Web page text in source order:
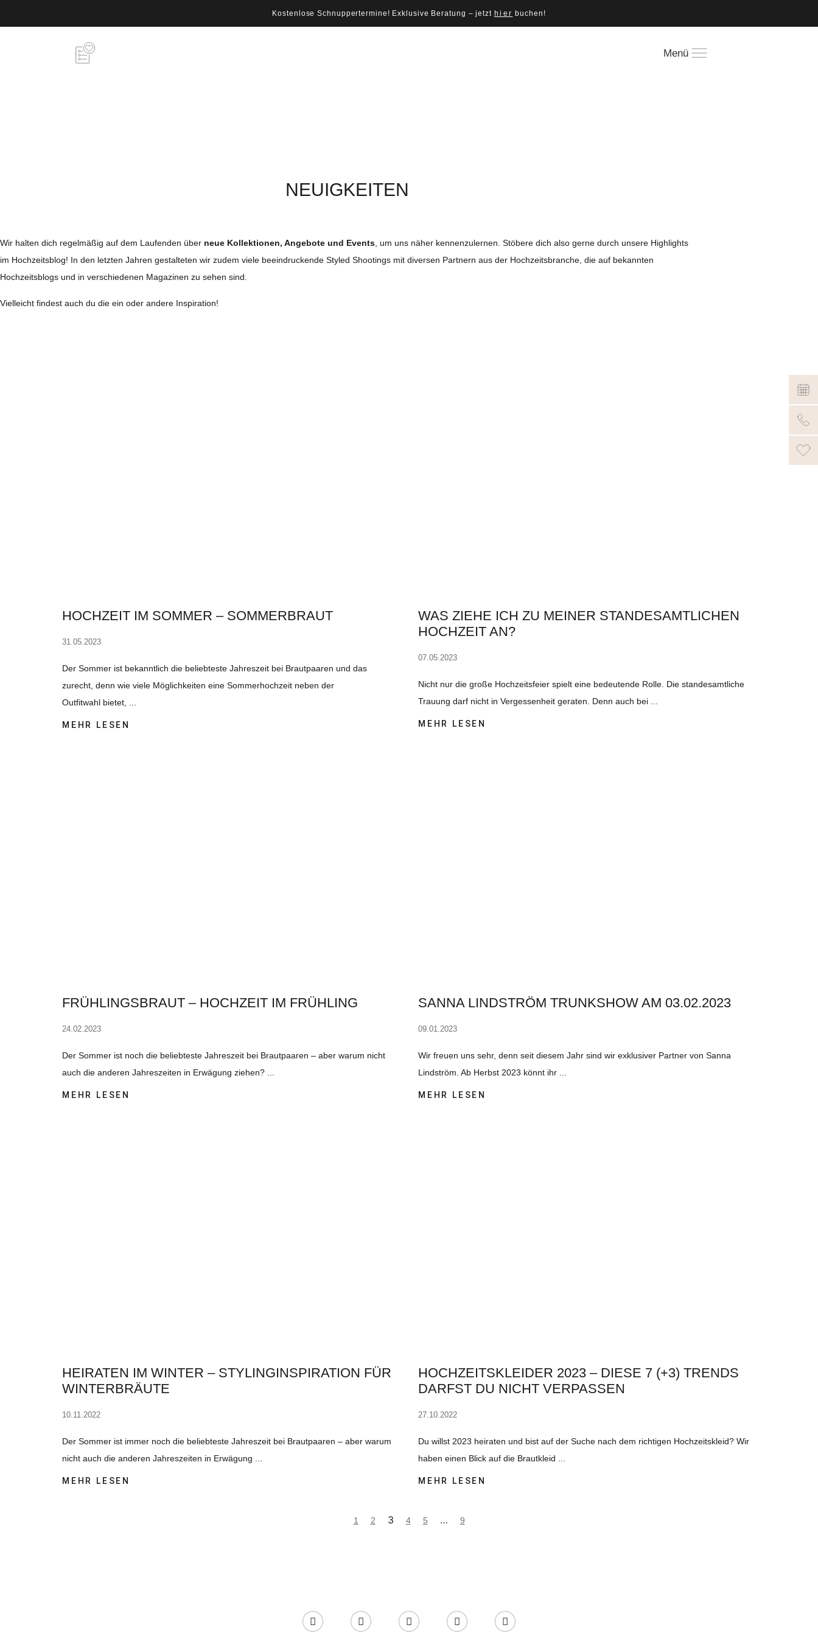
Kostenlose Schnuppertermine! Exklusive Beratung – jetzt hier buchen!
Menü
NEUIGKEITEN
Wir halten dich regelmäßig auf dem Laufenden über neue Kollektionen, Angebote und Events, um uns näher kennenzulernen. Stöbere dich also gerne durch unsere Highlights
im Hochzeitsblog! In den letzten Jahren gestalteten wir zudem viele beeindruckende Styled Shootings mit diversen Partnern aus der Hochzeitsbranche, die auf bekannten
Hochzeitsblogs und in verschiedenen Magazinen zu sehen sind.
Vielleicht findest auch du die ein oder andere Inspiration!
HOCHZEIT IM SOMMER – SOMMERBRAUT
31.05.2023
Der Sommer ist bekanntlich die beliebteste Jahreszeit bei Brautpaaren und das
zurecht, denn wie viele Möglichkeiten eine Sommerhochzeit neben der
Outfitwahl bietet,
MEHR LESEN
WAS ZIEHE ICH ZU MEINER STANDESAMTLICHEN
HOCHZEIT AN?
07.05.2023
Nicht nur die große Hochzeitsfeier spielt eine bedeutende Rolle. Die standesamtliche
Trauung darf nicht in Vergessenheit geraten. Denn auch bei
MEHR LESEN
FRÜHLINGSBRAUT – HOCHZEIT IM FRÜHLING
24.02.2023
Der Sommer ist noch die beliebteste Jahreszeit bei Brautpaaren – aber warum nicht
auch die anderen Jahreszeiten in Erwägung ziehen?
MEHR LESEN
SANNA LINDSTRÖM TRUNKSHOW AM 03.02.2023
09.01.2023
Wir freuen uns sehr, denn seit diesem Jahr sind wir exklusiver Partner von Sanna
Lindström. Ab Herbst 2023 könnt ihr
MEHR LESEN
HEIRATEN IM WINTER – STYLINGINSPIRATION FÜR
WINTERBRÄUTE
10.11.2022
Der Sommer ist immer noch die beliebteste Jahreszeit bei Brautpaaren – aber warum
nicht auch die anderen Jahreszeiten in Erwägung
MEHR LESEN
HOCHZEITSKLEIDER 2023 – DIESE 7 (+3) TRENDS
DARFST DU NICHT VERPASSEN
27.10.2022
Du willst 2023 heiraten und bist auf der Suche nach dem richtigen Hochzeitskleid? Wir
haben einen Blick auf die Brautkleid
MEHR LESEN
1 2 3 4 5 … 9